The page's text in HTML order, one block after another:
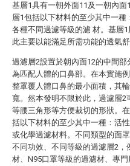
基層1具有一朝外面11及一朝內
層1包括以下材料的至少其中一
各種不同過濾等級的濾 材。基層
此主要以能滿足所需功能的透氣舒
過濾層2設置於朝內面12的中間
為匹配人體的口鼻部。在本實施
整罩覆人體口鼻的最小面積，其
寬。然本發明不限於此，過濾層2
等腰三角形等方便裁切的形狀。
括以下材料的至少其中一種：活
或化學過濾材料。不同類型的面
不同功效、不同等級的過濾層2，
材、N95口罩等級的過濾材、專